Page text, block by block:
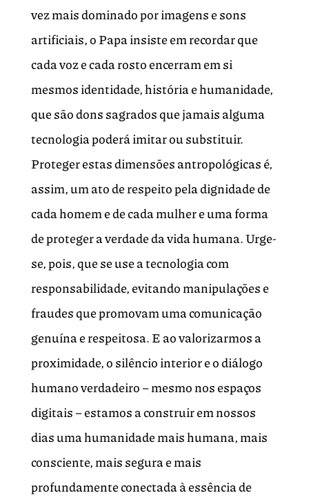
vez mais dominado por imagens e sons
artificiais, o Papa insiste em recordar que
cada voz e cada rosto encerram em si
mesmos identidade, história e humanidade,
que são dons sagrados que jamais alguma
tecnologia poderá imitar ou substituir.
Proteger estas dimensões antropológicas é,
assim, um ato de respeito pela dignidade de
cada homem e de cada mulher e uma forma
de proteger a verdade da vida humana. Urge-
se, pois, que se use a tecnologia com
responsabilidade, evitando manipulações e
fraudes que promovam uma comunicação
genuína e respeitosa. E ao valorizarmos a
proximidade, o silêncio interior e o diálogo
humano verdadeiro – mesmo nos espaços
digitais – estamos a construir em nossos
dias uma humanidade mais humana, mais
consciente, mais segura e mais
profundamente conectada à essência de